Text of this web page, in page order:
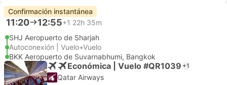
Confirmación instantánea
11:20 12:55+1 22h 35m
SHJ Aeropuerto de Sharjah
Autoconexión | Vuelo+Vuelo
BKK Aeropuerto de Suvarnabhumi, Bangkok
Económica | Vuelo #QR1039 +1
Qatar Airways